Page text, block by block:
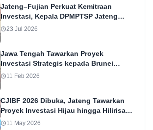
Jateng–Fujian Perkuat Kemitraan
Investasi, Kepala DPMPTSP Jateng
Teken MoU Dorong Peluang Usaha dan
23 Jul 2026
Jawa Tengah Tawarkan Proyek
Investasi Strategis kepada Brunei
Darussalam
11 Feb 2026
CJIBF 2026 Dibuka, Jateng Tawarkan
Proyek Investasi Hijau hingga Hilirisasi
Pangan
11 May 2026